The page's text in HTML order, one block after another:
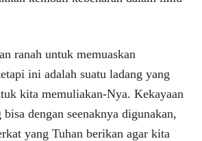
ranah untuk memuaskan
ini adalah suatu ladang yang
kita memuliakan-Nya. Kekayaan
dengan seenaknya digunakan,
yang Tuhan berikan agar kita